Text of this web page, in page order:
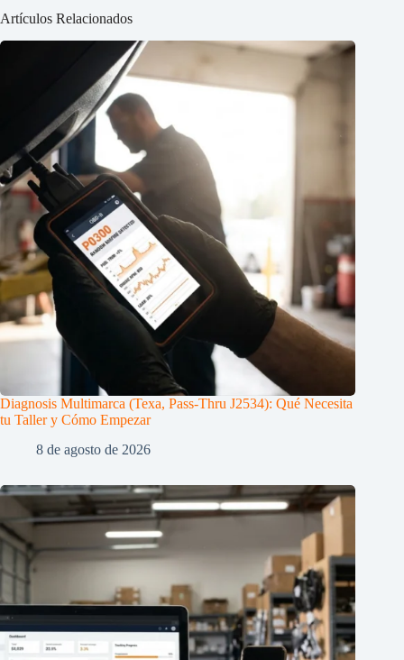
Artículos Relacionados
Diagnosis Multimarca (Texa, Pass-Thru J2534): Qué Necesita
tu Taller y Cómo Empezar
8 de agosto de 2026